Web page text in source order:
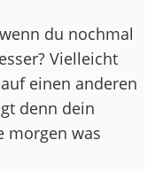
du nochmal
Vielleicht
einen anderen
denn dein
morgen was